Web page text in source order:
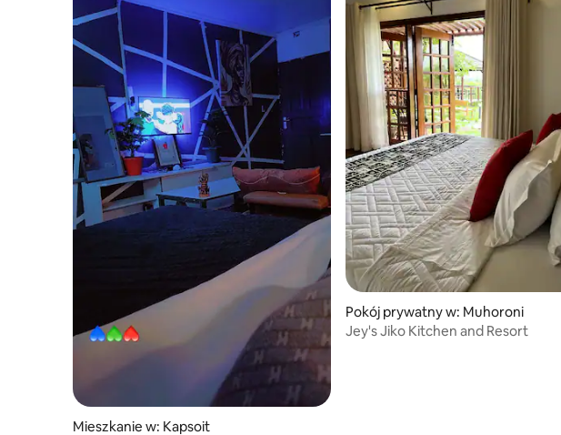
Mieszkanie w: Kapsoit
Pokój prywatny w: Muhoroni
Jey's Jiko Kitchen and Resort